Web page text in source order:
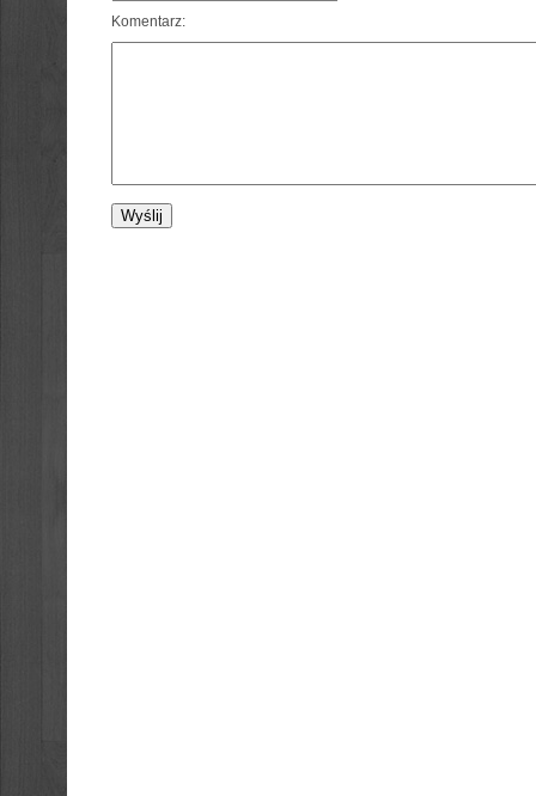
Komentarz: